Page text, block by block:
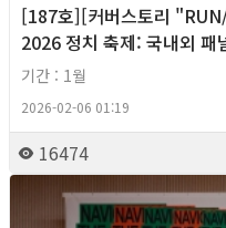
[187호][커버스토리
2026 정치 축제: 국내외 패
기간 : 1월
2026-02-06 01:19
16474